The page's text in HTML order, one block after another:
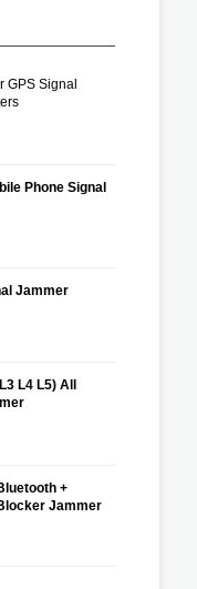
GPS Signal
Phone Signal
Jammer
L4 L5) All
+
Jammer